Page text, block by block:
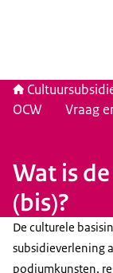
OCW
Vraag
Wat is
(bis)?
De culturele
subsidieverlening
podiumkunsten,